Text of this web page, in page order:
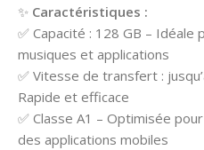
✨ Caractéristiques :
✅ Capacité : 128 GB –
musiques et applications
✅ Vitesse de transfert :
Rapide et efficace
✅ Classe A1 – Optimisée
des applications mobiles